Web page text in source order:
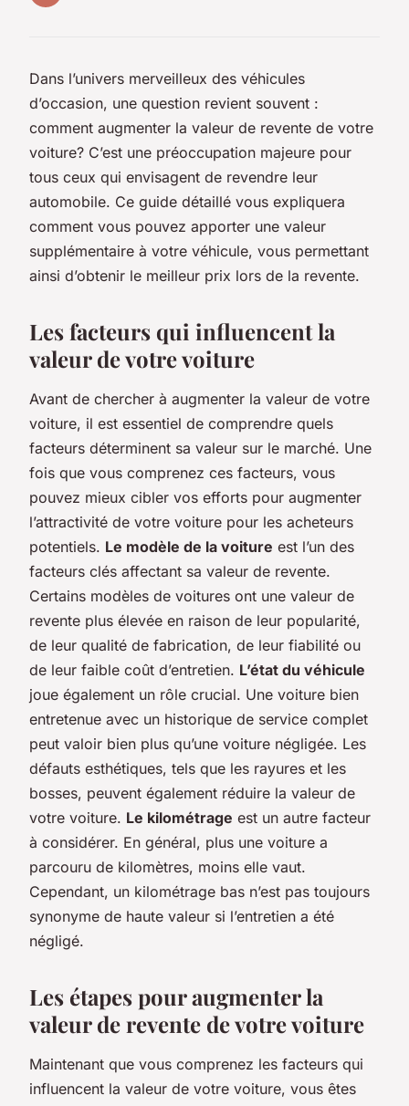
Dans l’univers merveilleux des véhicules
d’occasion, une question revient souvent :
comment augmenter la valeur de revente de votre
voiture? C’est une préoccupation majeure pour
tous ceux qui envisagent de revendre leur
automobile. Ce guide détaillé vous expliquera
comment vous pouvez apporter une valeur
supplémentaire à votre véhicule, vous permettant
ainsi d’obtenir le meilleur prix lors de la revente.
Les facteurs qui influencent la
valeur de votre voiture
Avant de chercher à augmenter la valeur de votre
voiture, il est essentiel de comprendre quels
facteurs déterminent sa valeur sur le marché. Une
fois que vous comprenez ces facteurs, vous
pouvez mieux cibler vos efforts pour augmenter
l’attractivité de votre voiture pour les acheteurs
potentiels. Le modèle de la voiture est l’un des
facteurs clés affectant sa valeur de revente.
Certains modèles de voitures ont une valeur de
revente plus élevée en raison de leur popularité,
de leur qualité de fabrication, de leur fiabilité ou
de leur faible coût d’entretien. L’état du véhicule
joue également un rôle crucial. Une voiture bien
entretenue avec un historique de service complet
peut valoir bien plus qu’une voiture négligée. Les
défauts esthétiques, tels que les rayures et les
bosses, peuvent également réduire la valeur de
votre voiture. Le kilométrage est un autre facteur
à considérer. En général, plus une voiture a
parcouru de kilomètres, moins elle vaut.
Cependant, un kilométrage bas n’est pas toujours
synonyme de haute valeur si l’entretien a été
négligé.
Les étapes pour augmenter la
valeur de revente de votre voiture
Maintenant que vous comprenez les facteurs qui
influencent la valeur de votre voiture, vous êtes